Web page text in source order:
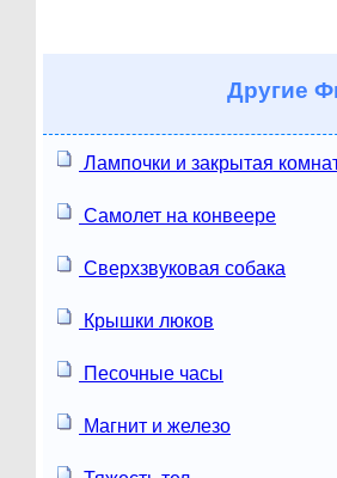
Другие
Лампочки и закрытая
Самолет на конвеере
Сверхзвуковая собака
Крышки люков
Песочные часы
Магнит и железо